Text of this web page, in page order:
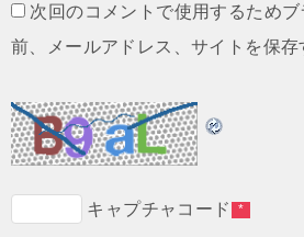
次回のコメントで使用するため
前、メールアドレス、サイトを保存
キャプチャコード *